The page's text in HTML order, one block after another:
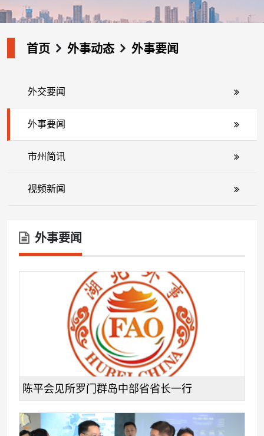
首页 外事动态 外事要闻
外交要闻
外事要闻
市州简讯
视频新闻
外事要闻
陈平会见所罗门群岛中部省省长一行